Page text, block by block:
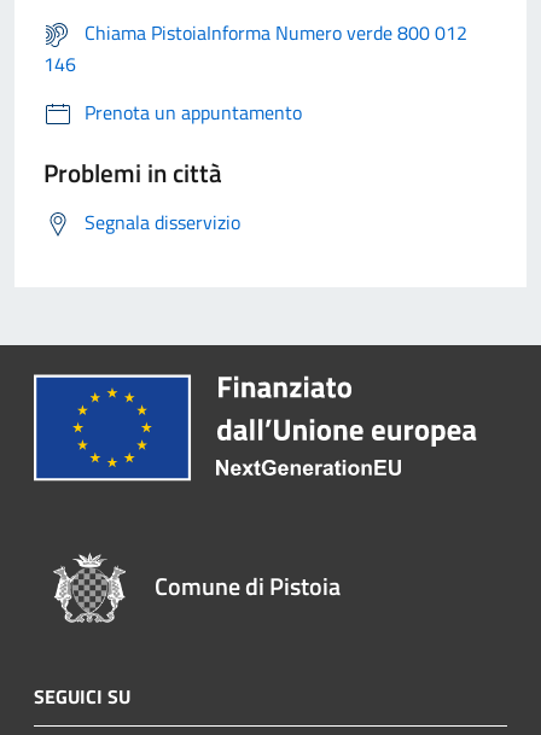
Chiama PistoiaInforma Numero verde 800 012
146
Prenota un appuntamento
Problemi in città
Segnala disservizio
Comune di Pistoia
SEGUICI SU